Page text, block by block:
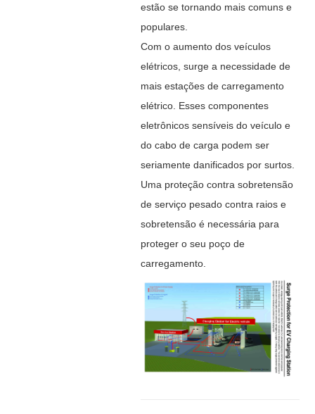
estão se tornando mais comuns e
populares.
Com o aumento dos veículos
elétricos, surge a necessidade de
mais estações de carregamento
elétrico. Esses componentes
eletrônicos sensíveis do veículo e
do cabo de carga podem ser
seriamente danificados por surtos.
Uma proteção contra sobretensão
de serviço pesado contra raios e
sobretensão é necessária para
proteger o seu poço de
carregamento.